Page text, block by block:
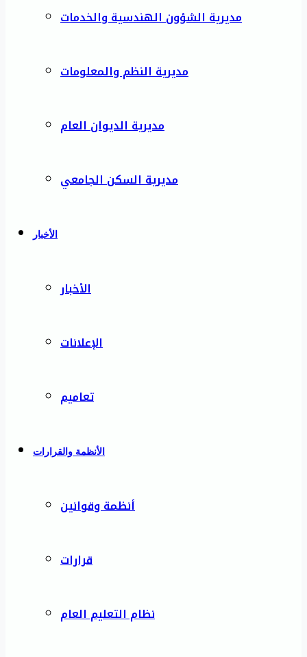
مديرية الشؤون الهندسية والخدمات
مديرية النظم والمعلومات
مديرية الديوان العام
مديرية السكن الجامعي
الأخبار
الأخبار
الإعلانات
تعاميم
الأنظمة والقرارات
أنظمة وقوانين
قرارات
نظام التعليم العام